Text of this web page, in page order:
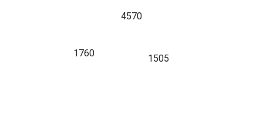
4570
1760 1505